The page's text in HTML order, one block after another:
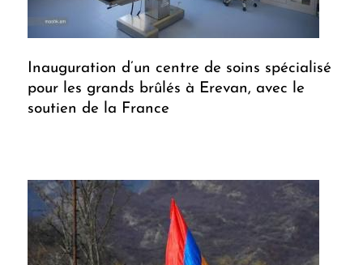
Inauguration d’un centre de soins spécialisé
pour les grands brûlés à Erevan, avec le
soutien de la France